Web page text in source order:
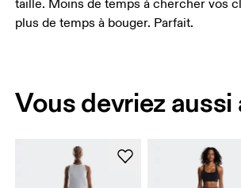
taille. Moins de temps à chercher vos
plus de temps à bouger. Parfait.
Vous devriez aussi